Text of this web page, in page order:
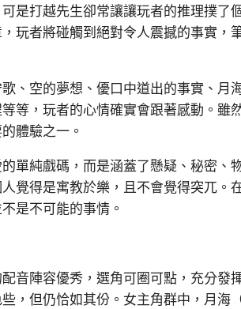
是打越先生卻常讓讓玩者的推理撲了
玩者將碰觸到絕對令人震撼的事實，
、空的夢想、優口中道出的事實、月
等，玩者的心情確實會跟著感動。雖
體驗之一。
單純戲碼，而是涵蓋了懸疑、秘密、
覺得是寓教於樂，且不會覺得突兀。
是不可能的事情。
音陣容優秀，選角可圈可點，充分發
，但仍恰如其份。女主角群中，月海